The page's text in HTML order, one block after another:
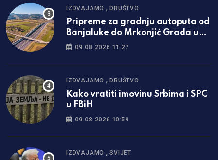
IZDVAJAMO ,DRUŠTVO
Pripreme za gradnju autoputa od
Banjaluke do Mrkonjić Grada u
završnoj fazi
09.08.2026 11:27
IZDVAJAMO ,DRUŠTVO
Kako vratiti imovinu Srbima i SPC
u FBiH
09.08.2026 10:59
IZDVAJAMO ,SVIJET